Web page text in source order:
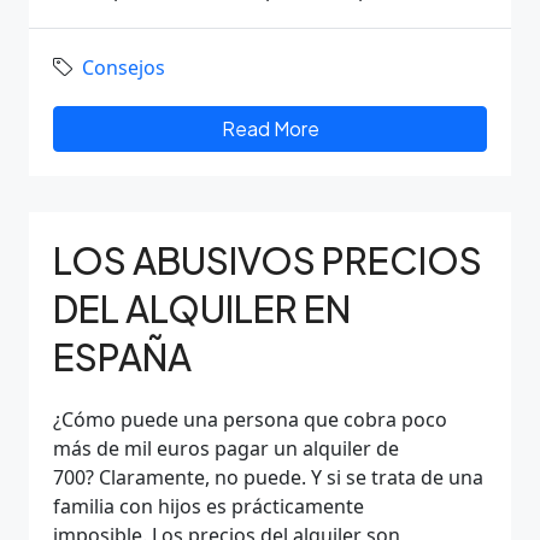
Consejos
Read More
LOS ABUSIVOS PRECIOS
DEL ALQUILER EN
ESPAÑA
¿Cómo puede una persona que cobra poco
más de mil euros pagar un alquiler de
700? Claramente, no puede. Y si se trata de una
familia con hijos es prácticamente